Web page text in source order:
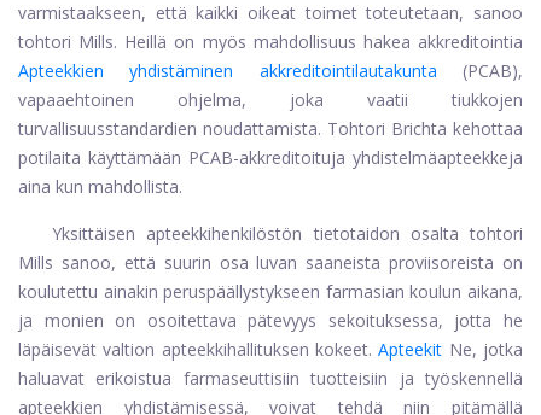
varmistaakseen, että kaikki oikeat toimet toteutetaan, sanoo
tohtori Mills. Heillä on myös mahdollisuus hakea akkreditointia
Apteekkien yhdistäminen akkreditointilautakunta
(PCAB),
vapaaehtoinen ohjelma, joka vaatii tiukkojen
turvallisuusstandardien noudattamista. Tohtori Brichta kehottaa
potilaita käyttämään PCAB-akkreditoituja yhdistelmäapteekkeja
aina kun mahdollista.
Yksittäisen apteekkihenkilöstön tietotaidon osalta tohtori
Mills sanoo, että suurin osa luvan saaneista proviisoreista on
koulutettu ainakin peruspäällystykseen farmasian koulun aikana,
ja monien on osoitettava pätevyys sekoituksessa, jotta he
läpäisevät valtion apteekkihallituksen kokeet. Apteekit Ne, jotka
haluavat erikoistua farmaseuttisiin tuotteisiin ja työskennellä
apteekkien yhdistämisessä, voivat tehdä niin pitämällä